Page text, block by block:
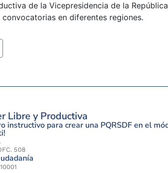
de la Vicepresidencia de la
en diferentes regiones.
Libre y Productiva
instructivo para crear una PQRSDF en el
508